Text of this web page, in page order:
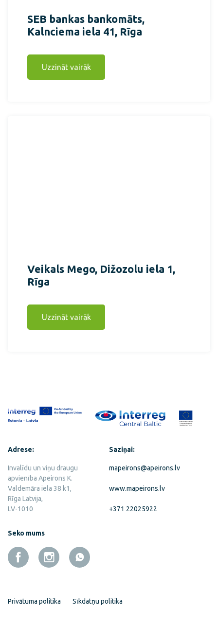
SEB bankas bankomāts,
Kalnciema iela 41, Rīga
Uzzināt vairāk
Veikals Mego, Dižozolu iela 1,
Rīga
Uzzināt vairāk
Adrese:
Invalīdu un viņu draugu
apvienība Apeirons K.
Valdemāra iela 38 k1,
Rīga Latvija,
LV-1010
Saziņai:
mapeirons@apeirons.lv
www.mapeirons.lv
+371 22025922
Seko mums
Privātuma politika Sīkdatņu politika